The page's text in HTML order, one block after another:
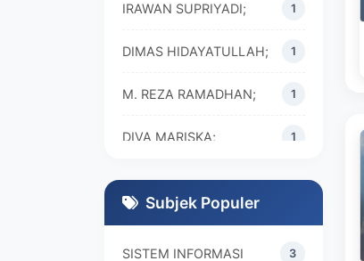
IRAWAN SUPRIYADI; 1
DIMAS HIDAYATULLAH; 1
M. REZA RAMADHAN; 1
DIVA MARISKA; 1
Subjek Populer
SISTEM INFORMASI 3